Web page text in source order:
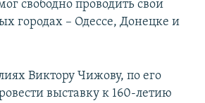
свободно проводить свои
городах – Одессе, Донецке и
Виктору Чижову, по его
выставку к 160-летию